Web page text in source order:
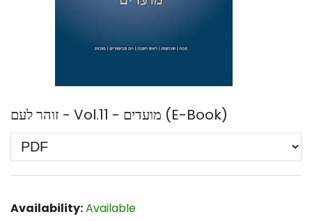
זוהר לעם - Vol.11 - מועדים (E-Book)
Availability:Available